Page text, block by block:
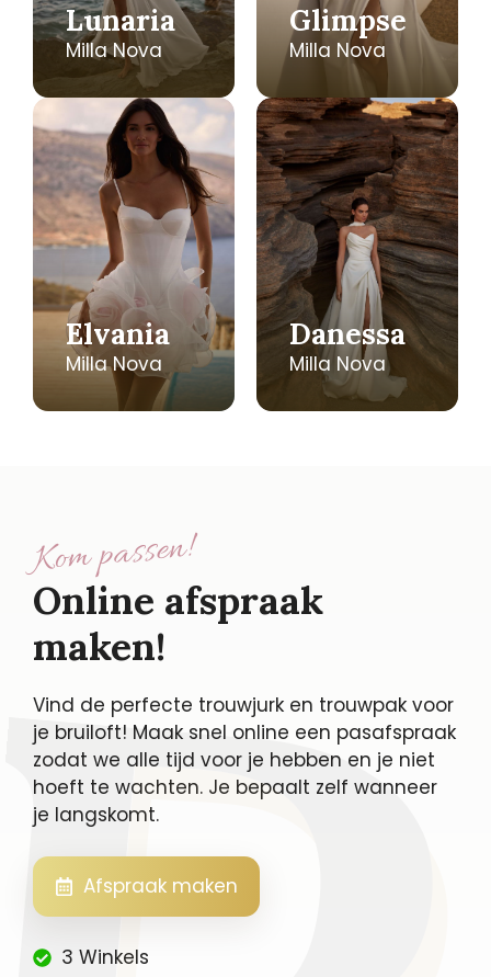
Lunaria
Milla Nova
Glimpse
Milla Nova
Elvania
Milla Nova
Danessa
Milla Nova
Kom passen!
Online afspraak
maken!
Vind de perfecte trouwjurk en trouwpak voor
je bruiloft! Maak snel online een pasafspraak
zodat we alle tijd voor je hebben en je niet
hoeft te wachten. Je bepaalt zelf wanneer
je langskomt.
Afspraak maken
3 Winkels